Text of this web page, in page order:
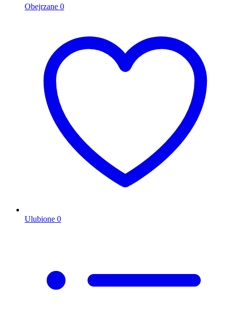
Obejrzane 0
Ulubione 0